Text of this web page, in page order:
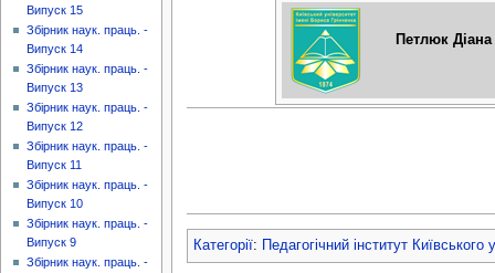
Петлюк
Категорії: Педагогічний інститут Київського
Випуск 15
Збірник наук. праць. -
Випуск 14
Збірник наук. праць. -
Випуск 13
Збірник наук. праць. -
Випуск 12
Збірник наук. праць. -
Випуск 11
Збірник наук. праць. -
Випуск 10
Збірник наук. праць. -
Випуск 9
Збірник наук. праць. -